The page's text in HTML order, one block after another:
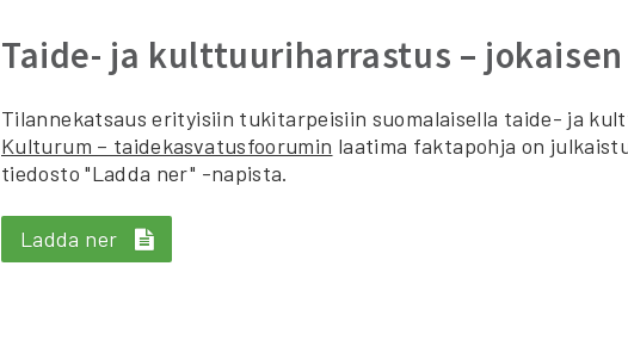
Taide- ja kulttuuriharrastus –
Tilannekatsaus erityisiin tukitarpeisiin suomalaisella taide- ja
Kulturum – taidekasvatusfoorumin laatima faktapohja on
tiedosto "Ladda ner" -napista.
Ladda ner